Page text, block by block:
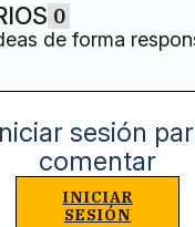
0
de forma
sesión
comentar
INICIAR
SESIÓN